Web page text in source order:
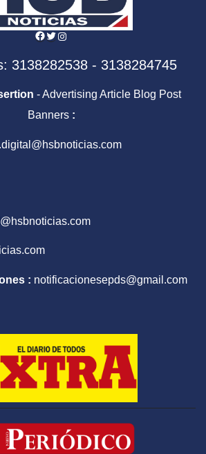
Facebook
Twitter
Instagram
3138282538 - 3138284745
- Advertising Article Blog Post
Banners :
: notificacionesepds@gmail.com